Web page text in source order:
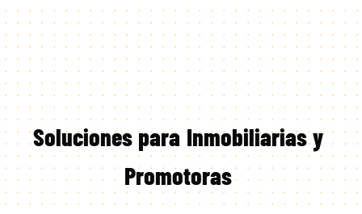
Soluciones para Inmobiliarias y
Promotoras